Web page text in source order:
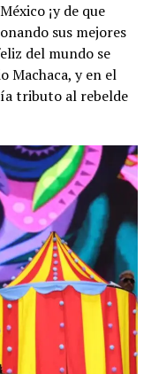
¡y de que
sus mejores
del mundo se
Machaca, y en el
tributo al rebelde